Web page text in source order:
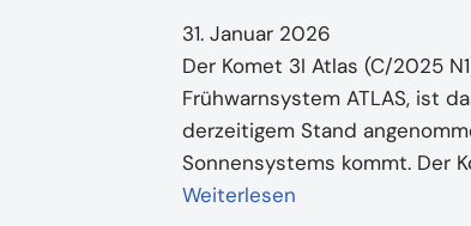
31. Januar 2026
Der Komet 3I Atlas (C/2025
Frühwarnsystem ATLAS, ist
derzeitigem Stand
Sonnensystems kommt. Der
Weiterlesen